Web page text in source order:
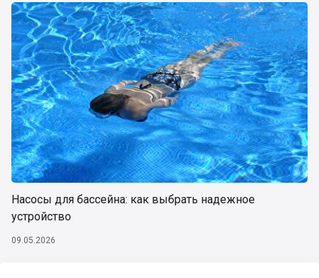
Насосы для бассейна: как выбрать надежное
устройство
09.05.2026